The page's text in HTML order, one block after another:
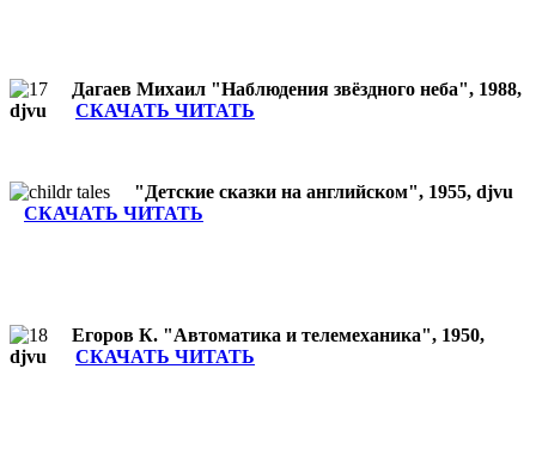
Дагаев Михаил "Наблюдения звёздного неба", 1988,
djvu СКАЧАТЬ ЧИТАТЬ
"Детские сказки на английском", 1955, djvu
СКАЧАТЬ ЧИТАТЬ
Егоров К. "Автоматика и телемеханика", 1950,
djvu СКАЧАТЬ ЧИТАТЬ